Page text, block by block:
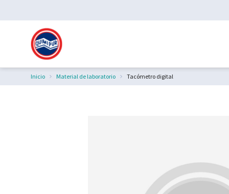
Estás aquí:
Inicio Material de laboratorio Tacómetro digital